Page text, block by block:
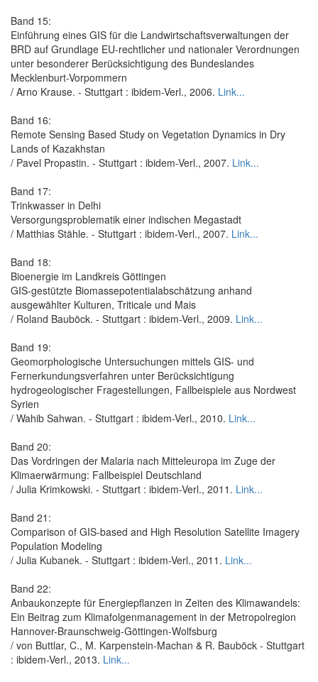
Band 15:
Einführung eines GIS für die Landwirtschaftsverwaltungen der
BRD auf Grundlage EU-rechtlicher und nationaler Verordnungen
unter besonderer Berücksichtigung des Bundeslandes
Mecklenburt-Vorpommern
/ Arno Krause. - Stuttgart : ibidem-Verl., 2006. Link...
Band 16:
Remote Sensing Based Study on Vegetation Dynamics in Dry
Lands of Kazakhstan
/ Pavel Propastin. - Stuttgart : ibidem-Verl., 2007. Link...
Band 17:
Trinkwasser in Delhi
Versorgungsproblematik einer indischen Megastadt
/ Matthias Stähle. - Stuttgart : ibidem-Verl., 2007. Link...
Band 18:
Bioenergie im Landkreis Göttingen
GIS-gestützte Biomassepotentialabschätzung anhand
ausgewählter Kulturen, Triticale und Mais
/ Roland Bauböck. - Stuttgart : ibidem-Verl., 2009. Link...
Band 19:
Geomorphologische Untersuchungen mittels GIS- und
Fernerkundungsverfahren unter Berücksichtigung
hydrogeologischer Fragestellungen, Fallbeispiele aus Nordwest
Syrien
/ Wahib Sahwan. - Stuttgart : ibidem-Verl., 2010. Link...
Band 20:
Das Vordringen der Malaria nach Mitteleuropa im Zuge der
Klimaerwärmung: Fallbeispiel Deutschland
/ Julia Krimkowski. - Stuttgart : ibidem-Verl., 2011. Link...
Band 21:
Comparison of GIS-based and High Resolution Satellite Imagery
Population Modeling
/ Julia Kubanek. - Stuttgart : ibidem-Verl., 2011. Link...
Band 22:
Anbaukonzepte für Energiepflanzen in Zeiten des Klimawandels:
Ein Beitrag zum Klimafolgenmanagement in der Metropolregion
Hannover-Braunschweig-Göttingen-Wolfsburg
/ von Buttlar, C., M. Karpenstein-Machan & R. Bauböck - Stuttgart
: ibidem-Verl., 2013. Link...